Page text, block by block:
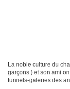
La noble culture du
garçons ) et son ami
tunnels-galeries des